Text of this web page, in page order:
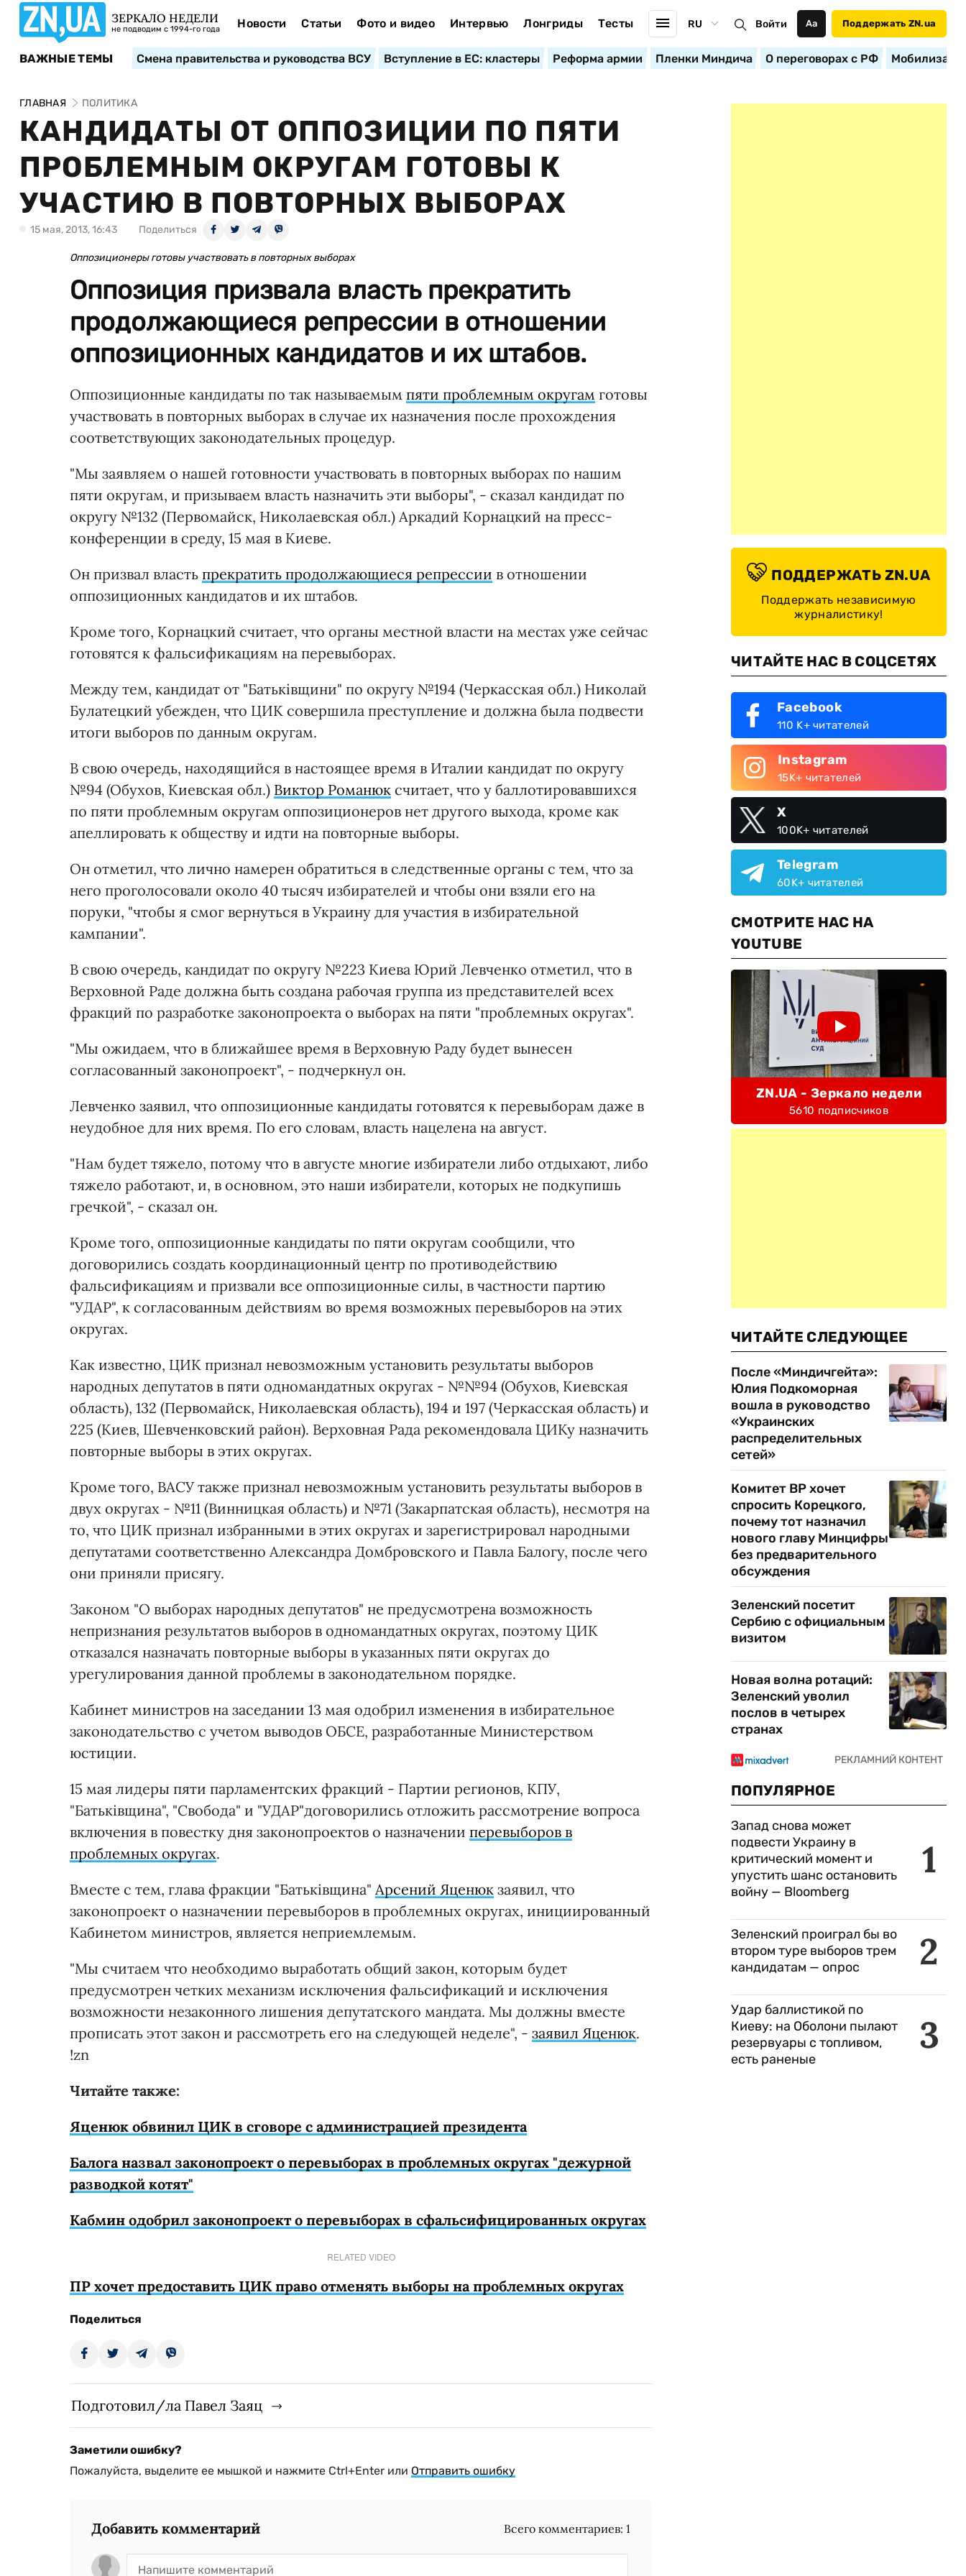
ЗЕРКАЛО НЕДЕЛИ
не подводим с 1994-го года Новости Статьи Фото и видео Интервью Лонгриды Тесты RU Войти Аа Поддержать ZN.ua
ВАЖНЫЕ ТЕМЫ Смена правительства и руководства ВСУ Вступление в ЕС: кластеры Реформа армии Пленки Миндича О переговорах с РФ
ГЛАВНАЯ ПОЛИТИКА
КАНДИДАТЫ ОТ ОППОЗИЦИИ ПО ПЯТИ
ПРОБЛЕМНЫМ ОКРУГАМ ГОТОВЫ К
УЧАСТИЮ В ПОВТОРНЫХ ВЫБОРАХ
15 мая, 2013, 16:43 Поделиться
Оппозиционеры готовы участвовать в повторных выборах
Оппозиция призвала власть прекратить
продолжающиеся репрессии в отношении
оппозиционных кандидатов и их штабов.
Оппозиционные кандидаты по так называемым пяти проблемным округам готовы
участвовать в повторных выборах в случае их назначения после прохождения
соответствующих законодательных процедур.
"Мы заявляем о нашей готовности участвовать в повторных выборах по нашим
пяти округам, и призываем власть назначить эти выборы", - сказал кандидат по
округу №132 (Первомайск, Николаевская обл.) Аркадий Корнацкий на пресс-
конференции в среду, 15 мая в Киеве.
Он призвал власть прекратить продолжающиеся репрессии в отношении
оппозиционных кандидатов и их штабов.
Кроме того, Корнацкий считает, что органы местной власти на местах уже сейчас
готовятся к фальсификациям на перевыборах.
Между тем, кандидат от "Батьківщини" по округу №194 (Черкасская обл.) Николай
Булатецкий убежден, что ЦИК совершила преступление и должна была подвести
итоги выборов по данным округам.
В свою очередь, находящийся в настоящее время в Италии кандидат по округу
№94 (Обухов, Киевская обл.) Виктор Романюк считает, что у баллотировавшихся
по пяти проблемным округам оппозиционеров нет другого выхода, кроме как
апеллировать к обществу и идти на повторные выборы.
Он отметил, что лично намерен обратиться в следственные органы с тем, что за
него проголосовали около 40 тысяч избирателей и чтобы они взяли его на
поруки, "чтобы я смог вернуться в Украину для участия в избирательной
кампании".
В свою очередь, кандидат по округу №223 Киева Юрий Левченко отметил, что в
Верховной Раде должна быть создана рабочая группа из представителей всех
фракций по разработке законопроекта о выборах на пяти "проблемных округах".
"Мы ожидаем, что в ближайшее время в Верховную Раду будет вынесен
согласованный законопроект", - подчеркнул он.
Левченко заявил, что оппозиционные кандидаты готовятся к перевыборам даже в
неудобное для них время. По его словам, власть нацелена на август.
"Нам будет тяжело, потому что в августе многие избиратели либо отдыхают, либо
тяжело работают, и, в основном, это наши избиратели, которых не подкупишь
гречкой", - сказал он.
Кроме того, оппозиционные кандидаты по пяти округам сообщили, что
договорились создать координационный центр по противодействию
фальсификациям и призвали все оппозиционные силы, в частности партию
"УДАР", к согласованным действиям во время возможных перевыборов на этих
округах.
Как известно, ЦИК признал невозможным установить результаты выборов
народных депутатов в пяти одномандатных округах - №№94 (Обухов, Киевская
область), 132 (Первомайск, Николаевская область), 194 и 197 (Черкасская область) и
225 (Киев, Шевченковский район). Верховная Рада рекомендовала ЦИКу назначить
повторные выборы в этих округах.
Кроме того, ВАСУ также признал невозможным установить результаты выборов в
двух округах - №11 (Винницкая область) и №71 (Закарпатская область), несмотря на
то, что ЦИК признал избранными в этих округах и зарегистрировал народными
депутатами соответственно Александра Домбровского и Павла Балогу, после чего
они приняли присягу.
Законом "О выборах народных депутатов" не предусмотрена возможность
непризнания результатов выборов в одномандатных округах, поэтому ЦИК
отказался назначать повторные выборы в указанных пяти округах до
урегулирования данной проблемы в законодательном порядке.
Кабинет министров на заседании 13 мая одобрил изменения в избирательное
законодательство с учетом выводов ОБСЕ, разработанные Министерством
юстиции.
15 мая лидеры пяти парламентских фракций - Партии регионов, КПУ,
"Батьківщина", "Свобода" и "УДАР"договорились отложить рассмотрение вопроса
включения в повестку дня законопроектов о назначении перевыборов в
проблемных округах.
Вместе с тем, глава фракции "Батьківщина" Арсений Яценюк заявил, что
законопроект о назначении перевыборов в проблемных округах, инициированный
Кабинетом министров, является неприемлемым.
"Мы считаем что необходимо выработать общий закон, которым будет
предусмотрен четких механизм исключения фальсификаций и исключения
возможности незаконного лишения депутатского мандата. Мы должны вместе
прописать этот закон и рассмотреть его на следующей неделе", - заявил Яценюк.
!zn
Читайте также:
Яценюк обвинил ЦИК в сговоре с администрацией президента
Балога назвал законопроект о перевыборах в проблемных округах "дежурной
разводкой котят"
Кабмин одобрил законопроект о перевыборах в сфальсифицированных округах
RELATED VIDEO
ПР хочет предоставить ЦИК право отменять выборы на проблемных округах
Поделиться
Подготовил/ла Павел Заяц
Заметили ошибку?
Пожалуйста, выделите ее мышкой и нажмите Ctrl+Enter или Отправить ошибку
Добавить комментарий Всего комментариев:1
ПОДДЕРЖАТЬ ZN.UA
Поддержать независимую
журналистику!
ЧИТАЙТЕ НАС В СОЦСЕТЯХ
Facebook
110 K+ читателей
Instagram
15K+ читателей
X
100K+ читателей
Telegram
60K+ читателей
СМОТРИТЕ НАС НА
YOUTUBE
ZN.UA - Зеркало недели
5610 подписчиков
ЧИТАЙТЕ СЛЕДУЮЩЕЕ
После «Миндичгейта»:
Юлия Подкоморная
вошла в руководство
«Украинских
распределительных
сетей»
Комитет ВР хочет
спросить Корецкого,
почему тот назначил
нового главу Минцифры
без предварительного
обсуждения
Зеленский посетит
Сербию с официальным
визитом
Новая волна ротаций:
Зеленский уволил
послов в четырех
странах
ПОПУЛЯРНОЕ
1
Запад снова может
подвести Украину в
критический момент и
упустить шанс остановить
войну — Bloomberg
2
Зеленский проиграл бы во
втором туре выборов трем
кандидатам — опрос
3
Удар баллистикой по
Киеву: на Оболони пылают
резервуары с топливом,
есть раненые